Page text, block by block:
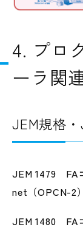
4. プロ
ーラ関
JEM規格
JEM 1479 FA
net（OPCN-2
JEM 1480 FA